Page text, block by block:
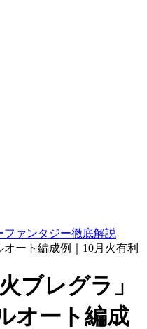
ァンタジー徹底解説
オート編成例｜10月火有利
ブレグラ」
オート編成